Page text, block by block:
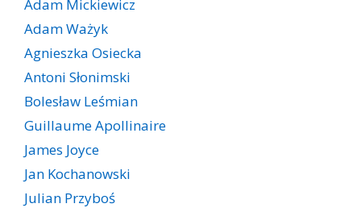
Adam Mickiewicz
Adam Ważyk
Agnieszka Osiecka
Antoni Słonimski
Bolesław Leśmian
Guillaume Apollinaire
James Joyce
Jan Kochanowski
Julian Przyboś